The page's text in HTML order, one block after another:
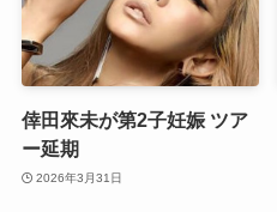
倖田來未が第2子妊娠 ツア
ー延期
2026年3月31日